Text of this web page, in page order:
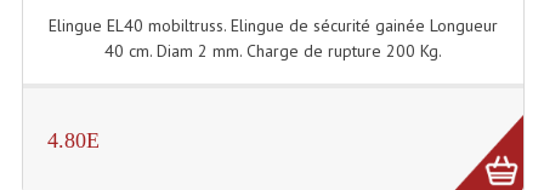
Minidisc
Elingue EL40 mobiltruss. Elingue de sécurité gainée Longueur
40 cm. Diam 2 mm. Charge de rupture 200 Kg.
4.80E